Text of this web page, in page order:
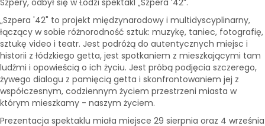
Szpery, odbył się w Łodzi spektakl „Szpera ’42”.
„Szpera '42" to projekt międzynarodowy i multidyscyplinarny,
łączący w sobie różnorodność sztuk: muzykę, taniec, fotografię,
sztukę video i teatr. Jest podróżą do autentycznych miejsc i
historii z łódzkiego getta, jest spotkaniem z mieszkającymi tam
ludźmi i opowieścią o ich życiu. Jest próbą podjęcia szczerego,
żywego dialogu z pamięcią getta i skonfrontowaniem jej z
współczesnym, codziennym życiem przestrzeni miasta w
którym mieszkamy - naszym życiem.
Prezentacja spektaklu miała miejsce 29 sierpnia oraz 4 września